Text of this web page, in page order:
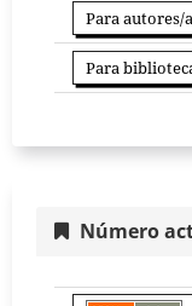
Para autores/
Para
Número